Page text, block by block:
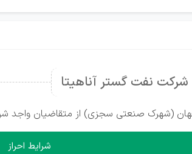
نفت گستر آناهیتا
(شهرک صنعتی سجزی) از متقاضیان واجد
شرایط احراز